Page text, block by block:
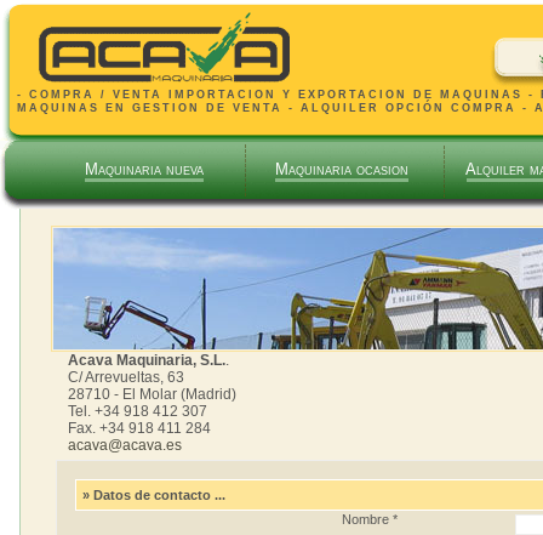
- COMPRA / VENTA IMPORTACION Y EXPORTACION DE MAQUINAS -
MAQUINAS EN GESTION DE VENTA - ALQUILER OPCIÓN COMPRA -
Maquinaria nueva Maquinaria ocasion Alquiler
Acava Maquinaria, S.L..
C/ Arrevueltas, 63
28710 - El Molar (Madrid)
Tel. +34 918 412 307
Fax. +34 918 411 284
acava@acava.es
» Datos de contacto ...
Nombre *